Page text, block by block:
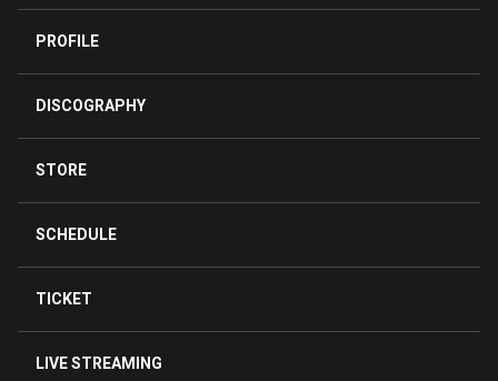
3年前
4
PROFILE
DISCOGRAPHY
STORE
SCHEDULE
TICKET
LIVE STREAMING